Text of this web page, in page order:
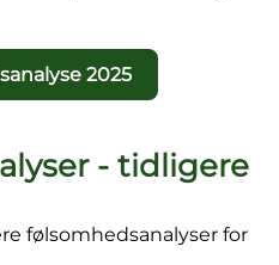
2025
- tidligere
følsomhedsanalyser for